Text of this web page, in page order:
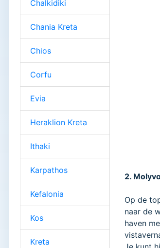
2.
Op de
naar de
haven
Chalkidiki
Chania Kreta
Chios
Corfu
Evia
Heraklion Kreta
Ithaki
Karpathos
Kefalonia
Kos
Kreta